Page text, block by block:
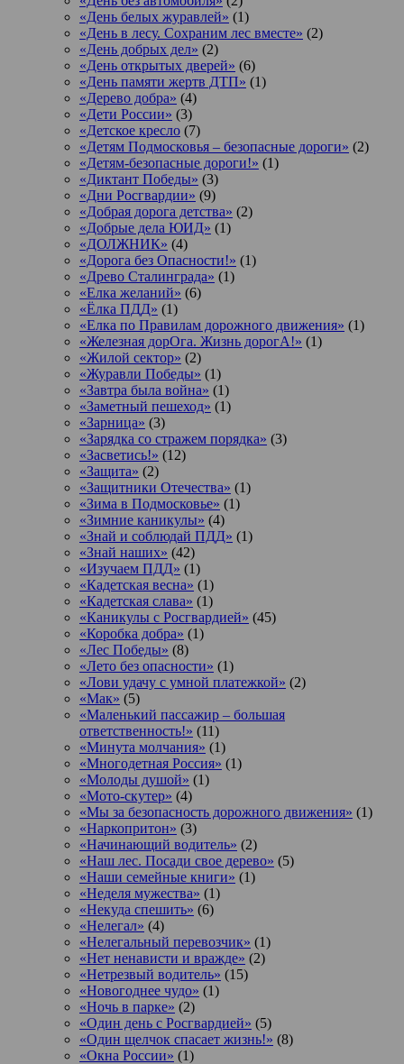
«День белых журавлей» (1)
«День в лесу. Сохраним лес вместе» (2)
«День добрых дел» (2)
«День открытых дверей» (6)
«День памяти жертв ДТП» (1)
«Дерево добра» (4)
«Дети России» (3)
«Детское кресло (7)
«Детям Подмосковья – безопасные дороги» (2)
«Детям-безопасные дороги!» (1)
«Диктант Победы» (3)
«Дни Росгвардии» (9)
«Добрая дорога детства» (2)
«Добрые дела ЮИД» (1)
«ДОЛЖНИК» (4)
«Дорога без Опасности!» (1)
«Древо Сталинграда» (1)
«Елка желаний» (6)
«Ёлка ПДД» (1)
«Елка по Правилам дорожного движения» (1)
«Железная дорОга. Жизнь дорогА!» (1)
«Жилой сектор» (2)
«Журавли Победы» (1)
«Завтра была война» (1)
«Заметный пешеход» (1)
«Зарница» (3)
«Зарядка со стражем порядка» (3)
«Засветись!» (12)
«Защита» (2)
«Защитники Отечества» (1)
«Зима в Подмосковье» (1)
«Зимние каникулы» (4)
«Знай и соблюдай ПДД» (1)
«Знай наших» (42)
«Изучаем ПДД» (1)
«Кадетская весна» (1)
«Кадетская слава» (1)
«Каникулы с Росгвардией» (45)
«Коробка добра» (1)
«Лес Победы» (8)
«Лето без опасности» (1)
«Лови удачу с умной платежкой» (2)
«Мак» (5)
«Маленький пассажир – большая
ответственность!» (11)
«Минута молчания» (1)
«Многодетная Россия» (1)
«Молоды душой» (1)
«Мото-скутер» (4)
«Мы за безопасность дорожного движения» (1)
«Наркопритон» (3)
«Начинающий водитель» (2)
«Наш лес. Посади свое дерево» (5)
«Наши семейные книги» (1)
«Неделя мужества» (1)
«Некуда спешить» (6)
«Нелегал» (4)
«Нелегальный перевозчик» (1)
«Нет ненависти и вражде» (2)
«Нетрезвый водитель» (15)
«Новогоднее чудо» (1)
«Ночь в парке» (2)
«Один день с Росгвардией» (5)
«Один щелчок спасает жизнь!» (8)
«Окна России» (1)